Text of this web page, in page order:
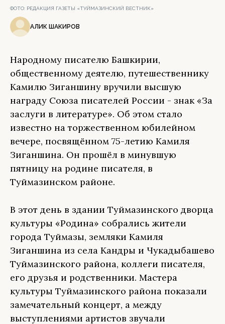
ФОТО: РЕДАКЦИЯ ГАЗЕТЫ «ТУЙМАЗИНСКИЙ ВЕСТНИК»
АЛИК ШАКИРОВ
Народному писателю Башкирии,
общественному деятелю, путешественнику
Камилю Зиганшину вручили высшую
награду Союза писателей России - знак «За
заслуги в литературе». Об этом стало
известно на торжественном юбилейном
вечере, посвящённом 75-летию Камиля
Зиганшина. Он прошёл в минувшую
пятницу на родине писателя, в
Туймазинском районе.
В этот день в здании Туймазинского дворца
культуры «Родина» собрались жители
города Туймазы, земляки Камиля
Зиганшина из села Кандры и Чукадыбашево
Туймазинского района, коллеги писателя,
его друзья и родственники. Мастера
культуры Туймазинского района показали
замечательный концерт, а между
выступлениями артистов звучали